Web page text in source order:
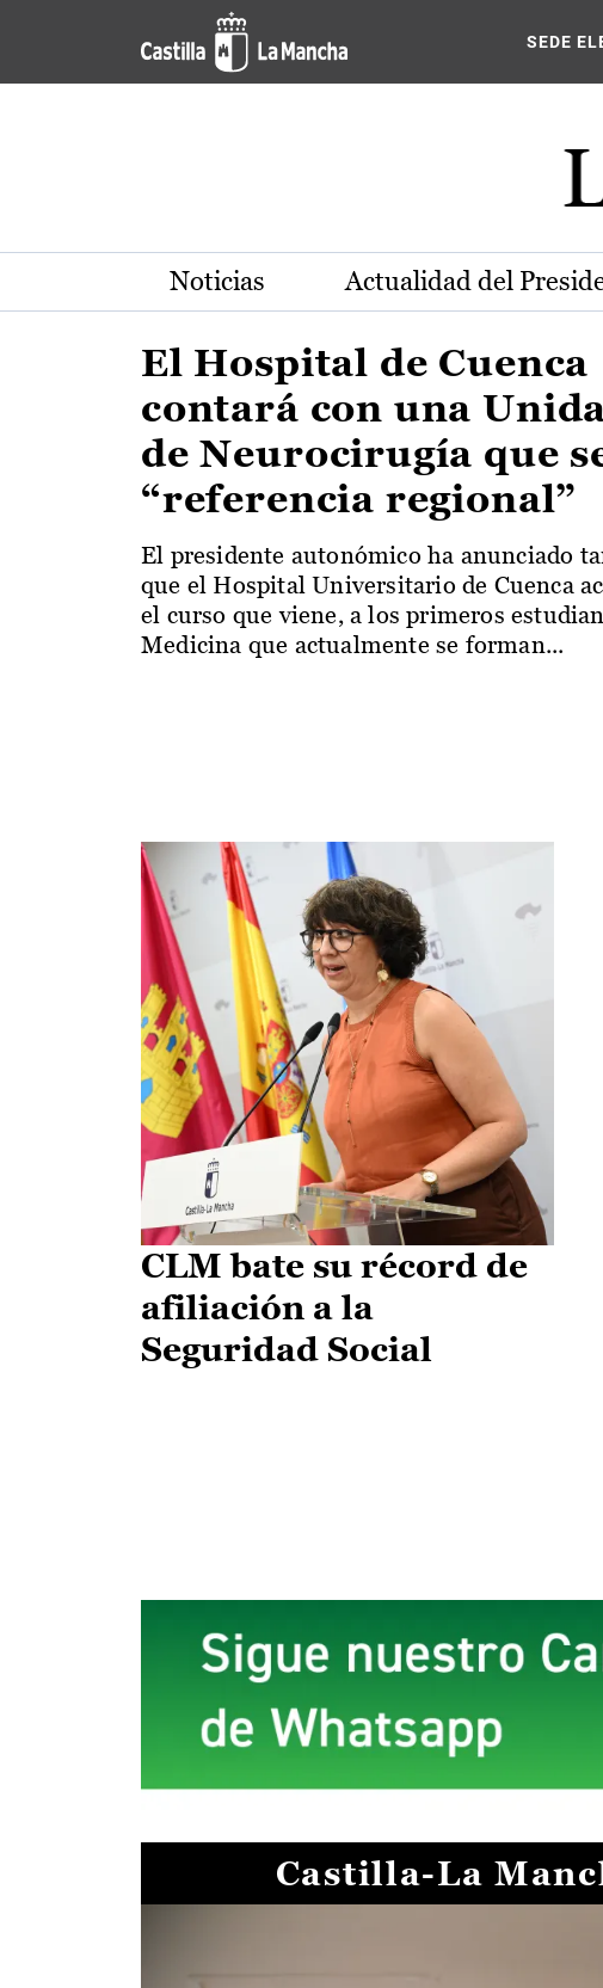
Pasar al contenido principal
Actualidad de la región de SEDE
Noticias Actualidad del
El Hospital de Cuenca
contará con una
de Neurocirugía que
“referencia regional”
El presidente autonómico ha anunciado
que el Hospital Universitario de Cuenca
el curso que viene, a los primeros
Medicina que actualmente se forman...
CLM bate su récord de
afiliación a la
Seguridad Social
Castilla-La